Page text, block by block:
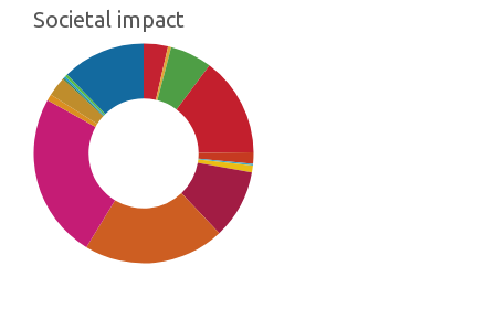
Societal impact